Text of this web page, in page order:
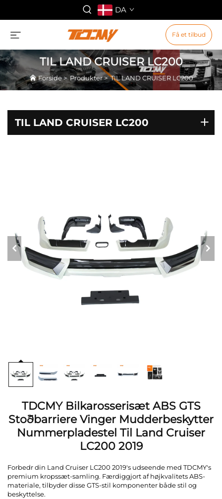
DA
Få et tilbud
TIL LAND CRUISER LC200
Forside>Produkter>TIL LAND CRUISER LC200
TIL LAND CRUISER LC200
TDCMY Bilkarosserisæt ABS GTS
Stoðbarriere Vinger Mudderbeskytter
Nummerpladestel Til Land Cruiser
LC200 2019
Forbedr din Land Cruiser LC200 2019's udseende med TDCMY's
premium kropssæt-samling. Færdiggjort af højkvalitets ABS-
materiale, tilbyder disse GTS-stil komponenter både stil og
beskyttelse.